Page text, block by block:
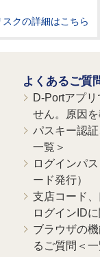
クの詳細はこちら
よくあるご質
D-Portアプ
せん。原因
パスキー認
一覧＞
ログインパ
ード発行）
支店コード
ログインID
ブラウザの
るご質問＜